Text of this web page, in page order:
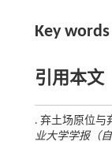
Key words
引用本文
. 弃土场原位与
业大学学报（自